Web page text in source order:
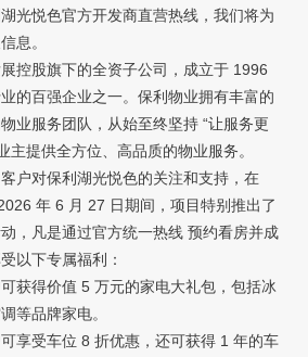
光悦色官方开发商直营热线，我们将为
息。
股旗下的全资子公司，成立于 1996
的百强企业之一。保利物业拥有丰富的
业服务团队，从始至终坚持 “让服务更
主提供全方位、高品质的物业服务。
对保利湖光悦色的关注和支持，在
年 6 月 27 日期间，项目特别推出了
，凡是通过官方统一热线 预约看房并成
以下专属福利：
得价值 5 万元的家电大礼包，包括冰
等品牌家电。
受车位 8 折优惠，还可获得 1 年的车